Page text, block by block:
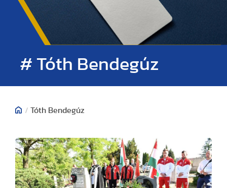
# Tóth Bendegúz
/ Tóth Bendegúz